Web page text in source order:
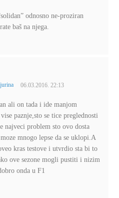
odnosno ne-proziran
baš na njega.
06.03.2016. 22:13
ali on tada i ide manjom
paznje,sto se tice preglednosti
najveci problem sto ovo dosta
mnogo lepse da se uklopi.A
kras testove i utvrdio sta bi to
ove sezone mogli pustiti i nizim
onda u F1